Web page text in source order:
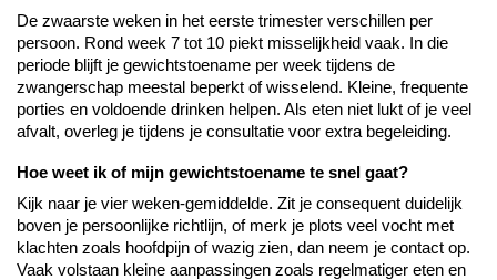
De zwaarste weken in het eerste trimester verschillen per
persoon. Rond week 7 tot 10 piekt misselijkheid vaak. In die
periode blijft je gewichtstoename per week tijdens de
zwangerschap meestal beperkt of wisselend. Kleine, frequente
porties en voldoende drinken helpen. Als eten niet lukt of je veel
afvalt, overleg je tijdens je consultatie voor extra begeleiding.
Hoe weet ik of mijn gewichtstoename te snel gaat?
Kijk naar je vier weken-gemiddelde. Zit je consequent duidelijk
boven je persoonlijke richtlijn, of merk je plots veel vocht met
klachten zoals hoofdpijn of wazig zien, dan neem je contact op.
Vaak volstaan kleine aanpassingen zoals regelmatiger eten en